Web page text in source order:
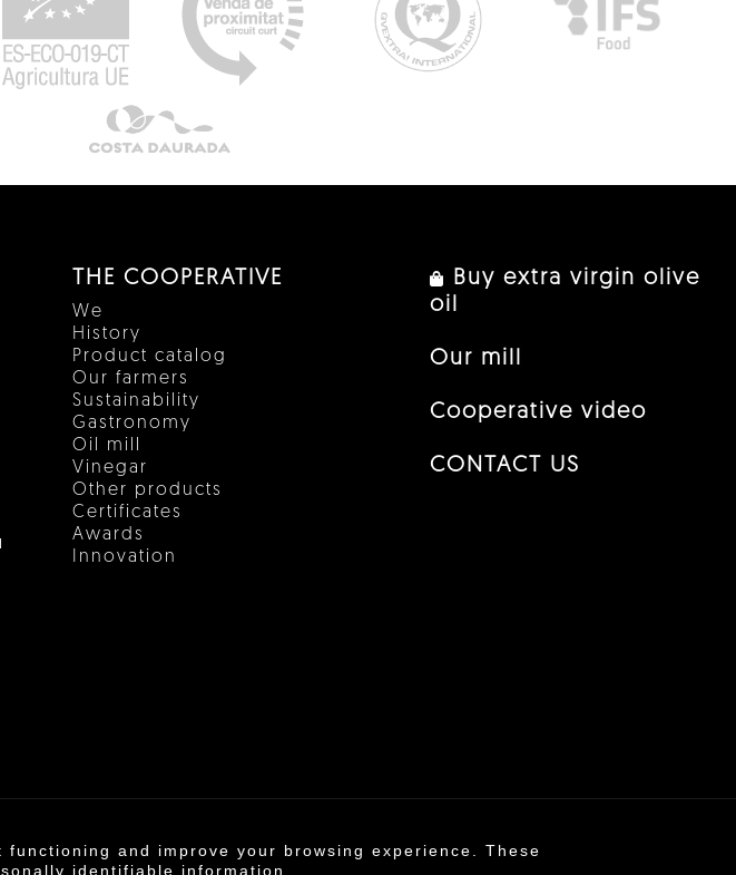
and improve your browsing experience. These
identifiable information.
THE COOPERATIVE
We
History
Product catalog
Our farmers
Sustainability
Gastronomy
Oil mill
Vinegar
Other products
Certificates
Awards
Innovation
Buy extra virgin olive
oil
Our mill
Cooperative video
CONTACT US
SCCL | Copyright 2026 ©